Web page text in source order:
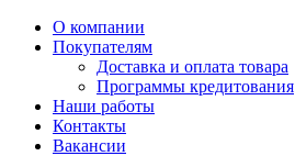
О компании
Покупателям
Доставка и оплата товара
Программы кредитования
Наши работы
Контакты
Вакансии